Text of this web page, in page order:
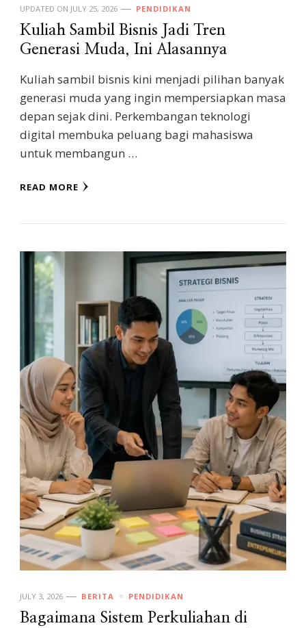
UPDATED ON JULY 25, 2026 PENDIDIKAN
Kuliah Sambil Bisnis Jadi Tren
Generasi Muda, Ini Alasannya
Kuliah sambil bisnis kini menjadi pilihan banyak
generasi muda yang ingin mempersiapkan masa
depan sejak dini. Perkembangan teknologi
digital membuka peluang bagi mahasiswa
untuk membangun …
READ MORE
JULY 3, 2026 BERITA PENDIDIKAN
Bagaimana Sistem Perkuliahan di